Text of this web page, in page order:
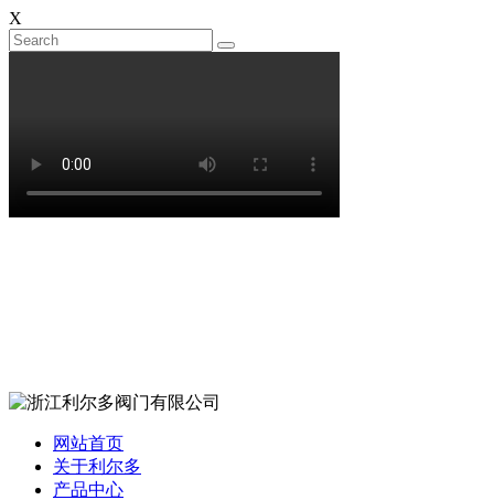
X
网站首页
关于利尔多
产品中心